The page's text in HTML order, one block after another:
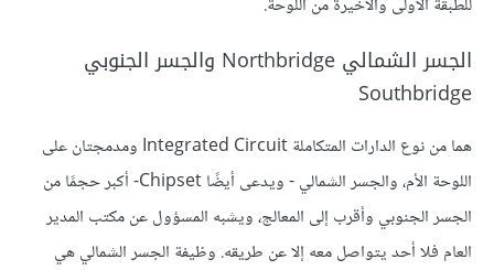
للطبقة الأولى والأخيرة من اللوحة.
الجسر الشمالي Northbridge والجسر الجنوبي
Southbridge
هما من نوع الدارات المتكاملة Integrated Circuit ومدمجتان على
اللوحة الأم، والجسر الشمالي - ويدعى أيضًا Chipset- أكبر حجمًا من
الجسر الجنوبي وأقرب إلى المعالج، ويشبه المسؤول عن مكتب المدير
العام فلا أحد يتواصل معه إلا عن طريقه. وظيفة الجسر الشمالي هي